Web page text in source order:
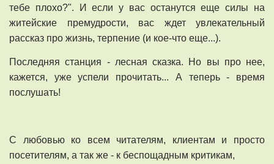
тебе плохо?". И если у вас останутся еще силы на
житейские премудрости, вас ждет увлекательный
рассказ про жизнь, терпение (и кое-что еще...).
Последняя станция - лесная сказка. Но вы про нее,
кажется, уже успели прочитать... А теперь - время
послушать!
С любовью ко всем читателям, клиентам и просто
посетителям, а так же - к беспощадным критикам,